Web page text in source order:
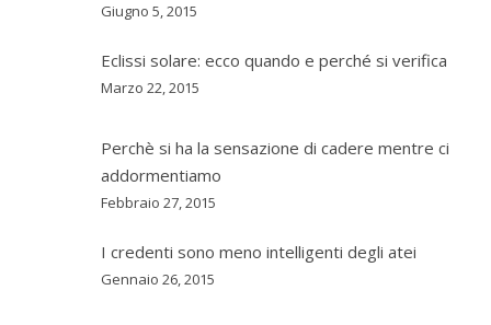
Giugno 5, 2015
Eclissi solare: ecco quando e perché si verifica
Marzo 22, 2015
Perchè si ha la sensazione di cadere mentre ci
addormentiamo
Febbraio 27, 2015
I credenti sono meno intelligenti degli atei
Gennaio 26, 2015